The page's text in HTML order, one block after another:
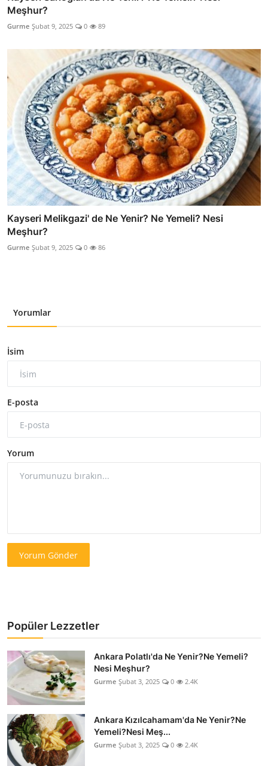
Meşhur?
Gurme Şubat 9, 2025 0 89
Kayseri Melikgazi' de Ne Yenir? Ne Yemeli? Nesi
Meşhur?
Gurme Şubat 9, 2025 0 86
Yorumlar
İsim
E-posta
Yorum
Yorum Gönder
Popüler Lezzetler
Ankara Polatlı'da Ne Yenir?Ne Yemeli?
Nesi Meşhur?
Gurme Şubat 3, 2025 0 2.4K
Ankara Kızılcahamam'da Ne Yenir?Ne
Yemeli?Nesi Meş...
Gurme Şubat 3, 2025 0 2.4K